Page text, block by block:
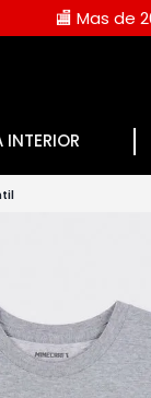
🏬 Mas de
INTERIOR